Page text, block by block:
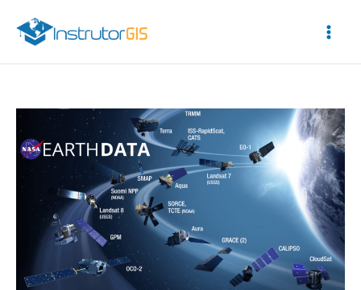
para
conteúdo